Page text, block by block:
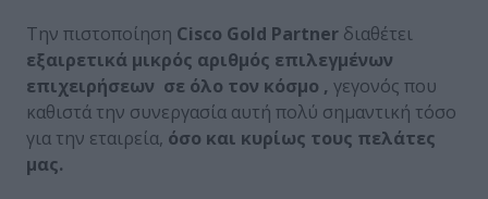
Την πιστοποίηση Cisco Gold Partner διαθέτει
εξαιρετικά μικρός αριθμός επιλεγμένων
επιχειρήσεων σε όλο τον κόσμο , γεγονός που
καθιστά την συνεργασία αυτή πολύ σημαντική τόσο
για την εταιρεία, όσο και κυρίως τους πελάτες
μας.